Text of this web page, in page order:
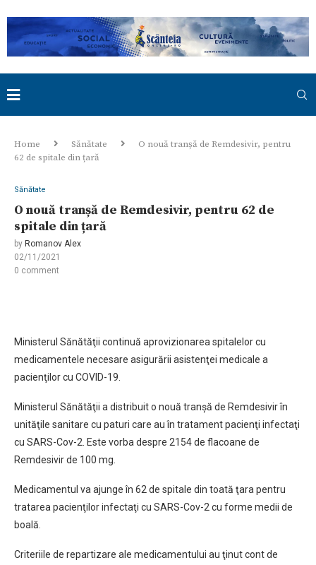
Home Sănătate
O nouă tranșă de Remdesivir, pentru
62 de spitale din țară
Sănătate
O nouă tranșă de Remdesivir, pentru 62 de
spitale din țară
by Romanov Alex
02/11/2021
0 comment
Ministerul Sănătăţii continuă aprovizionarea spitalelor cu
medicamentele necesare asigurării asistenţei medicale a
pacienţilor cu COVID-19.
Ministerul Sănătăţii a distribuit o nouă tranşă de Remdesivir în
unităţile sanitare cu paturi care au în tratament pacienţi infectaţi
cu SARS-Cov-2. Este vorba despre 2154 de flacoane de
Remdesivir de 100 mg.
Medicamentul va ajunge în 62 de spitale din toată ţara pentru
tratarea pacienţilor infectaţi cu SARS-Cov-2 cu forme medii de
boală.
Criteriile de repartizare ale medicamentului au ţinut cont de